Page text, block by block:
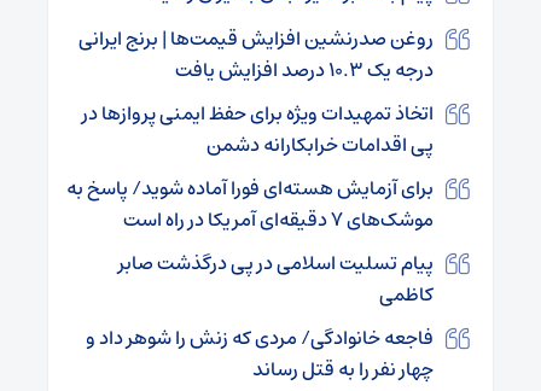
روغن صدرنشین افزایش قیمت‌ها | برنج ایرانی
درجه یک ۱۰.۳ درصد افزایش یافت
اتخاذ تمهیدات ویژه برای حفظ ایمنی پروازها در
پی اقدامات خرابکارانه دشمن
برای آزمایش هسته‌ای فورا آماده شوید/ پاسخ به
موشک‌های ۷ دقیقه‌ای آمریکا در راه است
پیام تسلیت اسلامی در پی درگذشت صابر
کاظمی
فاجعه خانوادگی/ مردی که زنش را شوهر داد و
چهار نفر را به قتل رساند